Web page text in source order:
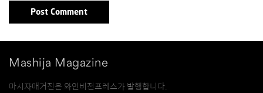
Mashija Magazine
마시자매거진은 와인비전프레스가 발행합니다.